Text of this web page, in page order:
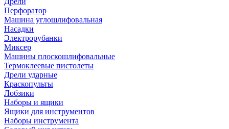
Перфоратор
Машина углошлифовальная
Насадки
Электрорубанки
Миксер
Машины плоскошлифовальные
Термоклеевые пистолеты
Дрели ударные
Краскопульты
Лобзики
Наборы и ящики
Ящики для инструментов
Наборы инструмента